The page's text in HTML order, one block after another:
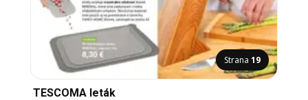
Strana 19
TESCOMA leták